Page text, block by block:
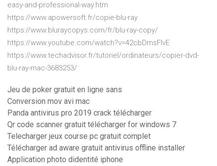
easy-and-professional-way.htm
https://www.apowersoft.fr/copie-blu-ray
https://www.bluraycopys.com/fr/blu-ray-copy/
https://www.youtube.com/watch?v=42cbDmsFIvE
https://www.techadvisor.fr/tutoriel/ordinateurs/copier-dvd-
blu-ray-mac-3683253/
Jeu de poker gratuit en ligne sans
Conversion mov avi mac
Panda antivirus pro 2019 crack télécharger
Qr code scanner gratuit télécharger for windows 7
Telecharger jeux course pc gratuit complet
Télécharger ad aware gratuit antivirus offline installer
Application photo didentité iphone